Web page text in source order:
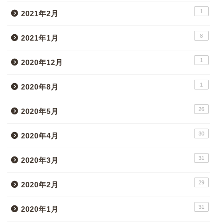
2021年2月 1
2021年1月 8
2020年12月 1
2020年8月 1
2020年5月 26
2020年4月 30
2020年3月 31
2020年2月 29
2020年1月 31